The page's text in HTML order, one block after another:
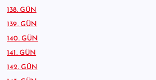
138. GÜN
139. GÜN
140. GÜN
141. GÜN
142. GÜN